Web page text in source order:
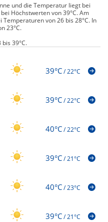
und die Temperatur liegt bei
Höchstwerten von 39°C. Am
von 26 bis 28°C. In
23°C.
39°C.
39°C/22°C
39°C/22°C
40°C/22°C
39°C/21°C
40°C/23°C
39°C/21°C